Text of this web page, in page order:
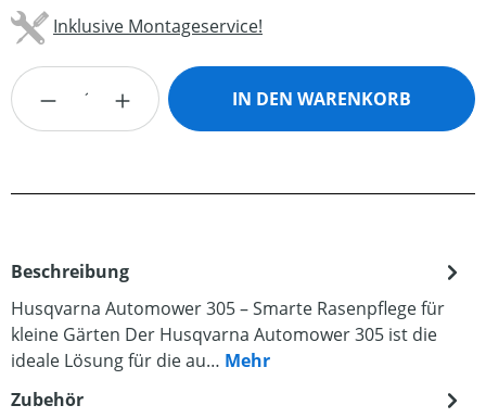
Inklusive Montageservice!
Produkt Anzahl: Gib den gewünschten
IN DEN WARENKORB
Beschreibung
Husqvarna Automower 305 – Smarte Rasenpflege für
kleine Gärten Der Husqvarna Automower 305 ist die
ideale Lösung für die au… Mehr
Zubehör